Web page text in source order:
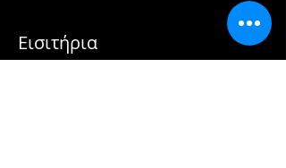
Εισιτήρια